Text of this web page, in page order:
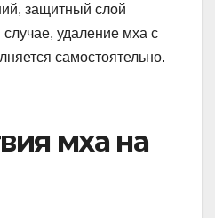
защитный слой
удаление мха с
самостоятельно.
мха на